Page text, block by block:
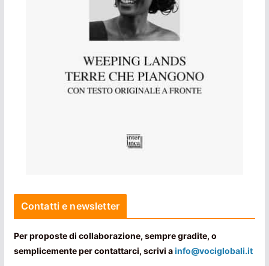
Contatti e newsletter
Per proposte di collaborazione, sempre gradite, o
semplicemente per contattarci, scrivi ainfo@vociglobali.it